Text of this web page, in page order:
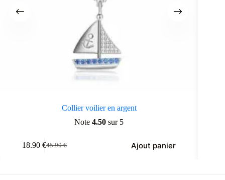
Collier voilier en argent
Note4.50 sur 5
45.90€
Le
18.90€Le
Ajout panier